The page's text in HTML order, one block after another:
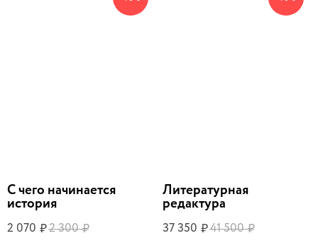
С чего начинается
история
2 070 ₽2 300 ₽
Литературная
редактура
37 350 ₽41 500 ₽